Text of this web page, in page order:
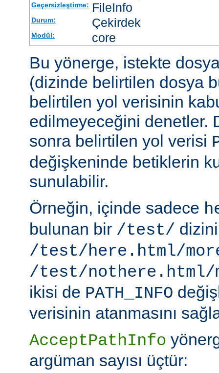
Geçersizleştirme: FileInfo
Durum: Çekirdek
Modül: core
Bu yönerge, istekte
(dizinde belirtilen dosya
belirtilen yol verisinin
edilmeyeceğini denetler.
sonra belirtilen yol verisi
değişkeninde betiklerin
sunulabilir.
Örneğin, içinde sadece
bulunan bir /test/
/test/here.html/
/test/nothere.html/
ikisi de PATH_INFO
verisinin atanmasını
AcceptPathInfo
argüman sayısı üçtür: